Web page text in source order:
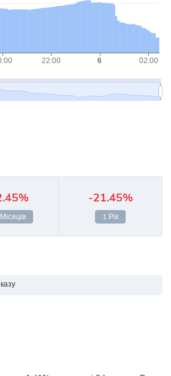
-21.45%
1 Рік